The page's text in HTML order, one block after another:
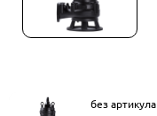
без артикула